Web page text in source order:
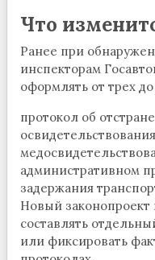
Что
Ранее при
инспекторам
оформлять от трех
протокол об
административном
задержания
Новый законопроект
составлять
или фиксировать